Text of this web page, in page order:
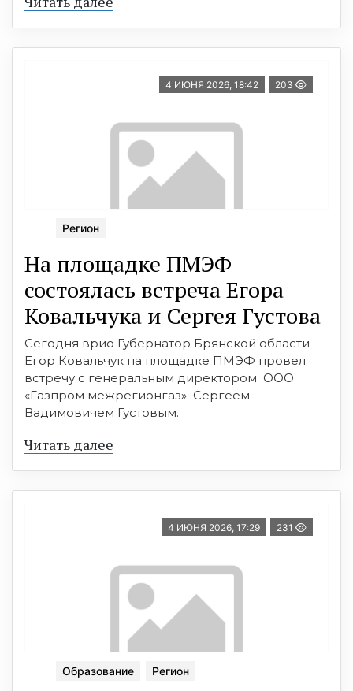
4 ИЮНЯ 2026, 18:42 203
Регион
На площадке ПМЭФ
состоялась встреча Егора
Ковальчука и Сергея Густова
Сегодня врио Губернатор Брянской области
Егор Ковальчук на площадке ПМЭФ провел
встречу с генеральным директором ООО
«Газпром межрегионгаз» Сергеем
Вадимовичем Густовым.
Читать далее
4 ИЮНЯ 2026, 17:29 231
Образование Регион